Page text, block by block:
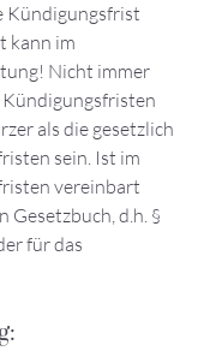
Kündigungsfrist
kann im
Nicht immer
als die gesetzlich
sein. Ist im
vereinbart
Gesetzbuch, d.h. §
für das